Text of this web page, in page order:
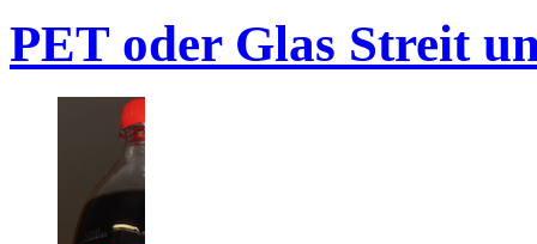
PET oder Glas Streit